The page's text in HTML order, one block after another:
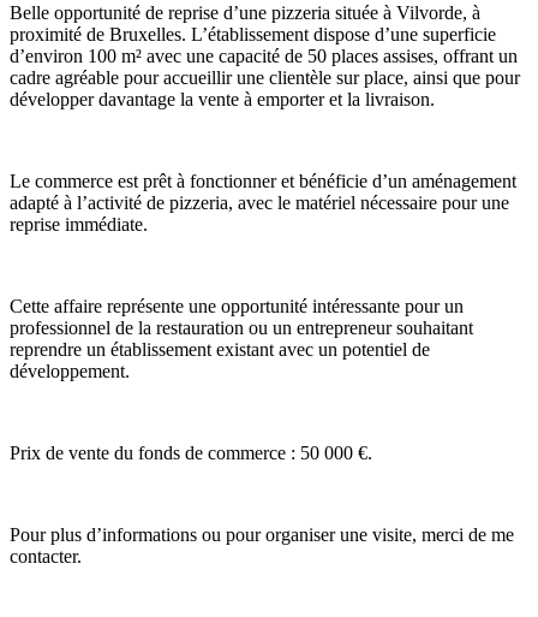
Belle opportunité de reprise d’une pizzeria située à Vilvorde, à
proximité de Bruxelles. L’établissement dispose d’une superficie
d’environ 100 m² avec une capacité de 50 places assises, offrant un
cadre agréable pour accueillir une clientèle sur place, ainsi que pour
développer davantage la vente à emporter et la livraison.
Le commerce est prêt à fonctionner et bénéficie d’un aménagement
adapté à l’activité de pizzeria, avec le matériel nécessaire pour une
reprise immédiate.
Cette affaire représente une opportunité intéressante pour un
professionnel de la restauration ou un entrepreneur souhaitant
reprendre un établissement existant avec un potentiel de
développement.
Prix de vente du fonds de commerce : 50 000 €.
Pour plus d’informations ou pour organiser une visite, merci de me
contacter.